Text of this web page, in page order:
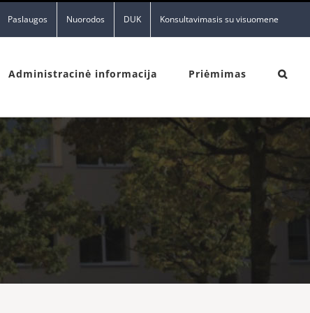
Paslaugos Nuorodos DUK Konsultavimasis su visuomene
Administracinė informacija Priėmimas